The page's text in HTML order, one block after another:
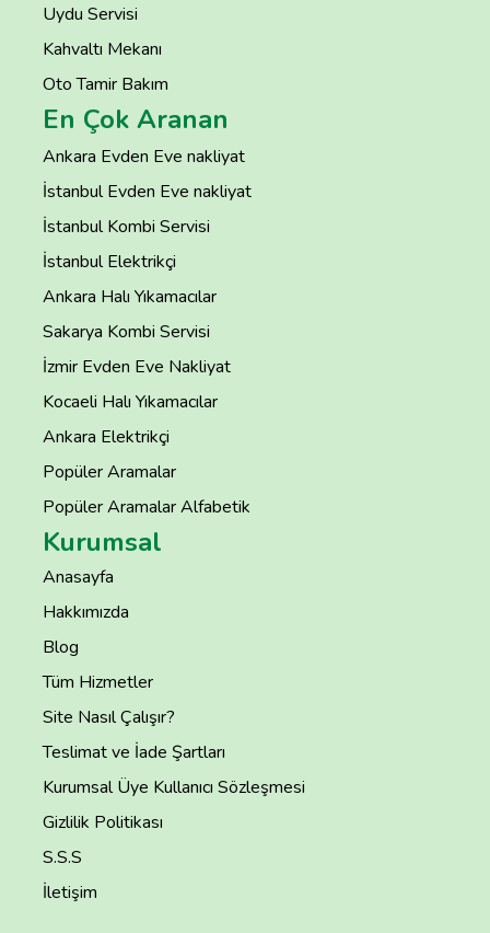
Uydu Servisi
Kahvaltı Mekanı
Oto Tamir Bakım
En Çok Aranan
Ankara Evden Eve nakliyat
İstanbul Evden Eve nakliyat
İstanbul Kombi Servisi
İstanbul Elektrikçi
Ankara Halı Yıkamacılar
Sakarya Kombi Servisi
İzmir Evden Eve Nakliyat
Kocaeli Halı Yıkamacılar
Ankara Elektrikçi
Popüler Aramalar
Popüler Aramalar Alfabetik
Kurumsal
Anasayfa
Hakkımızda
Blog
Tüm Hizmetler
Site Nasıl Çalışır?
Teslimat ve İade Şartları
Kurumsal Üye Kullanıcı Sözleşmesi
Gizlilik Politikası
S.S.S
İletişim